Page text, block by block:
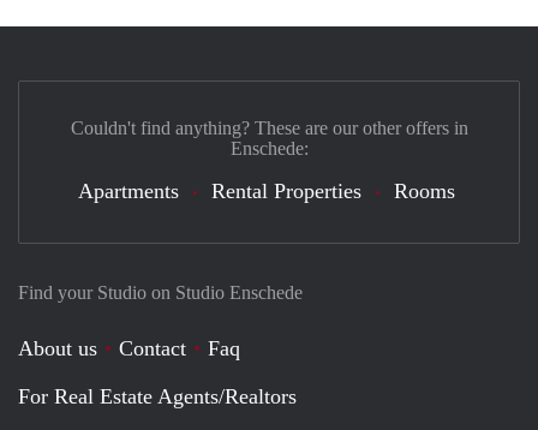
Find your Studio on Studio Enschede
About us Contact
Faq
For Real Estate Agents/Realtors
Couldn't find anything? These are our other offers in
Enschede:
Apartments Rental Properties Rooms